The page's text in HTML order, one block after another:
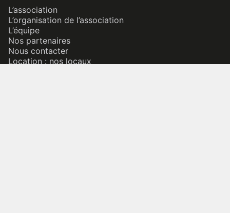
L’association
L’organisation de l’association
L’équipe
Nos partenaires
Nous contacter
Location : nos locaux